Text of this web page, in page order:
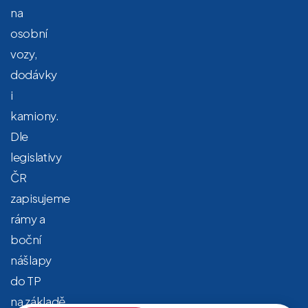
na
osobní
vozy,
dodávky
i
kamiony.
Dle
legislativy
ČR
zapisujeme
rámy a
boční
nášlapy
do TP
na základě